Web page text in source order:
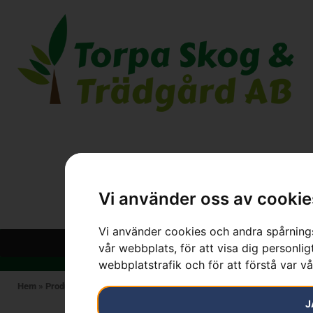
Vi använder oss av
Vi använder cookies och andra
vår webbplats, för att visa dig
webbplatstrafik och för att förstå var
Hem » Produkter STIHL»RM 248 T